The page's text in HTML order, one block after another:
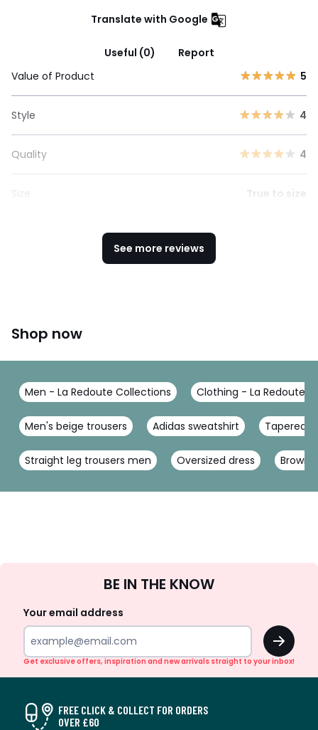
Translate with Google
Useful (0)
Report
Value of Product
5
Style 4
Quality 4
Size True to size
See more reviews
Shop now
Men - La Redoute Collections Clothing - La Redoute
Men's beige trousers Adidas sweatshirt Tapered
Straight leg trousers men Oversized dress Brown
Up
BE IN THE KNOW
Your email address
OK
Get exclusive offers, inspiration and new arrivals straight to your inbox!
FREE CLICK & COLLECT FOR ORDERS
OVER £60